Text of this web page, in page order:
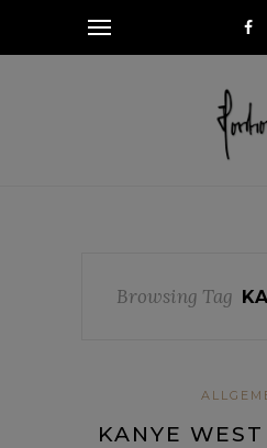
Browsing Tag
KANYE